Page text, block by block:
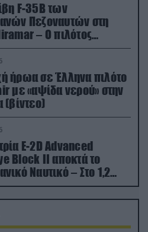
F-35B των
Πεζοναυτών στη
– Ο πιλότος
εγκαίρως
ήρωα σε Έλληνα πιλότο
με «αψίδα νερού» στην
(βίντεο)
E-2D Advanced
Block II αποκτά το
Ναυτικό – Στο 1,2
το κόστος